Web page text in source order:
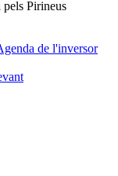
de l'inversor